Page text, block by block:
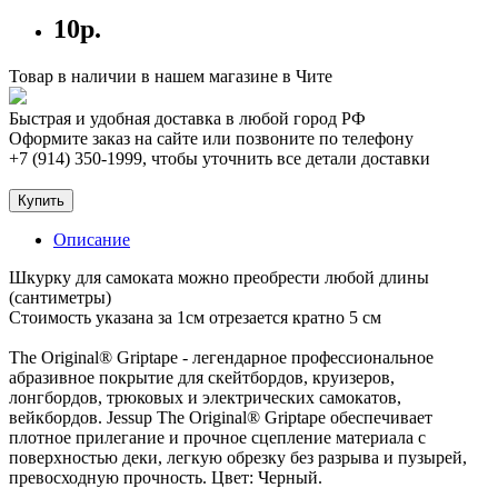
10р.
Товар в наличии в нашем магазине в Чите
Быстрая и удобная доставка в любой город РФ
Оформите заказ на сайте или позвоните по телефону
+7 (914) 350-1999, чтобы уточнить все детали доставки
Купить
Описание
Шкурку для самоката можно преобрести любой длины
(сантиметры)
Стоимость указана за 1см отрезается кратно 5 см
The Original® Griptape - легендарное профессиональное
абразивное покрытие для скейтбордов, круизеров,
лонгбордов, трюковых и электрических самокатов,
вейкбордов. Jessup The Original® Griptape обеспечивает
плотное прилегание и прочное сцепление материала с
поверхностью деки, легкую обрезку без разрыва и пузырей,
превосходную прочность. Цвет: Черный.